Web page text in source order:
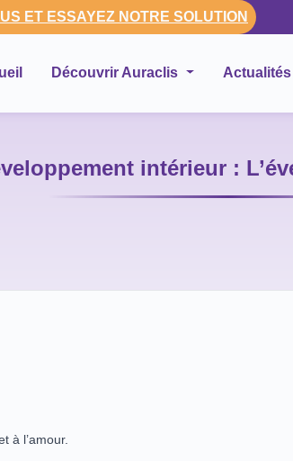
ET ESSAYEZ NOTRE SOLUTION
Découvrir Auraclis
intérieur :
à l’amour.